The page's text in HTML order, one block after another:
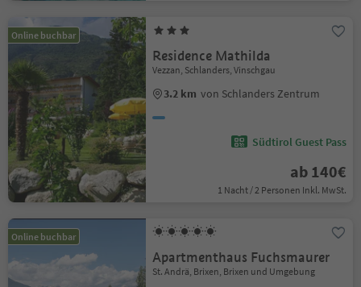
Online buchbar
Residence Mathilda
Vezzan, Schlanders, Vinschgau
3.2 km von Schlanders Zentrum
Südtirol Guest Pass
ab 140€
1 Nacht / 2 Personen Inkl. MwSt.
Online buchbar
Apartmenthaus Fuchsmaurer
St. Andrä, Brixen, Brixen und Umgebung